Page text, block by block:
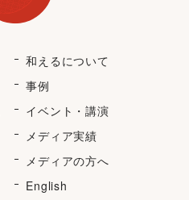
和えるについて
事例
イベント・講演
メディア実績
メディアの方へ
English